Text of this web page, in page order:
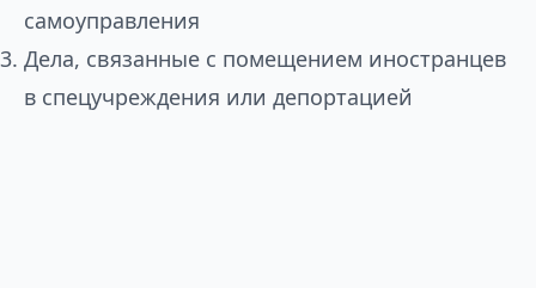
самоуправления
Дела, связанные с помещением иностранцев
в спецучреждения или депортацией